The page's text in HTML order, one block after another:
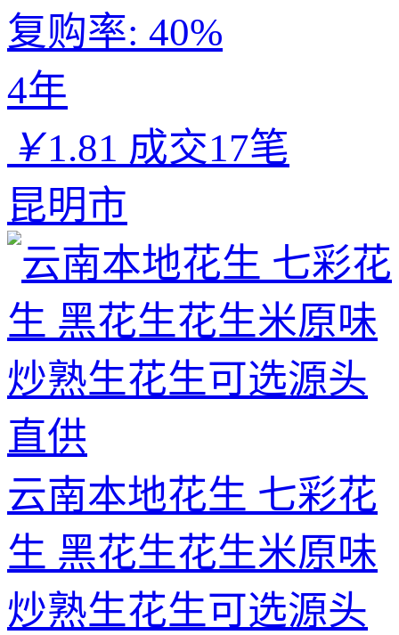
复购率: 40%
4年
￥1.81 成交17笔
昆明市
云南本地花生 七彩花
生 黑花生花生米原味
炒熟生花生可选源头